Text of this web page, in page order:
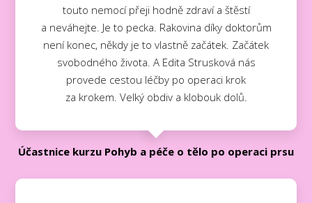
touto nemocí přeji hodně zdraví a štěstí
a neváhejte. Je to pecka. Rakovina díky doktorům
není konec, někdy je to vlastně začátek. Začátek
svobodného života. A Edita Strusková nás
provede cestou léčby po operaci krok
za krokem. Velký obdiv a klobouk dolů.
Účastnice kurzu Pohyb a péče o tělo po operaci prsu